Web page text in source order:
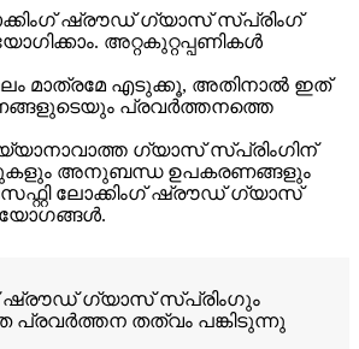
ഷ്രൗഡ് ഗ്യാസ് സ്പ്രിംഗ്
അറ്റകുറ്റപ്പണികൾ
മാത്രമേ എടുക്കൂ, അതിനാൽ ഇത്
പ്രവർത്തനത്തെ
ഗ്യാസ് സ്പ്രിംഗിന്
അനുബന്ധ ഉപകരണങ്ങളും
ലോക്കിംഗ് ഷ്രൗഡ് ഗ്യാസ്
ഷ്രൗഡ് ഗ്യാസ് സ്പ്രിംഗും
പ്രവർത്തന തത്വം പങ്കിടുന്നു